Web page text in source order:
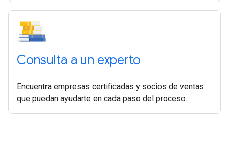
Consulta a un experto
Encuentra empresas certificadas y socios de ventas
que puedan ayudarte en cada paso del proceso.